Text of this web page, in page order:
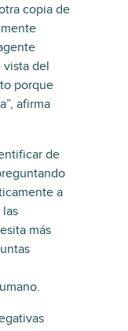
copia de
del
porque
afirma
de
a
más